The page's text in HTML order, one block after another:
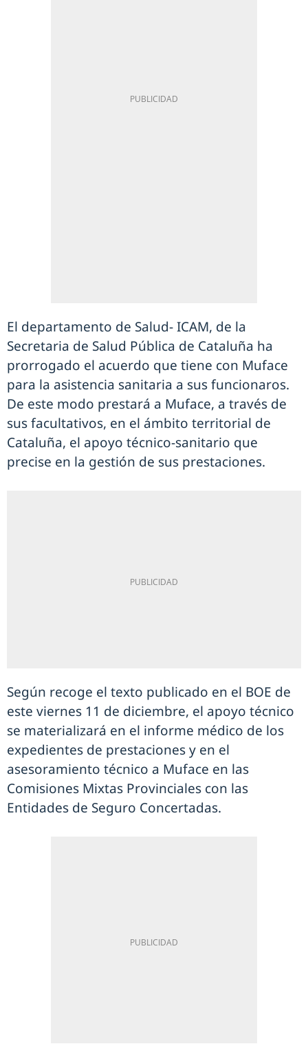
El departamento de Salud- ICAM, de la
Secretaria de Salud Pública de Cataluña ha
prorrogado el acuerdo que tiene con Muface
para la asistencia sanitaria a sus funcionaros.
De este modo prestará a Muface, a través de
sus facultativos, en el ámbito territorial de
Cataluña, el apoyo técnico-sanitario que
precise en la gestión de sus prestaciones.
Según recoge el texto publicado en el BOE de
este viernes 11 de diciembre, el apoyo técnico
se materializará en el informe médico de los
expedientes de prestaciones y en el
asesoramiento técnico a Muface en las
Comisiones Mixtas Provinciales con las
Entidades de Seguro Concertadas.